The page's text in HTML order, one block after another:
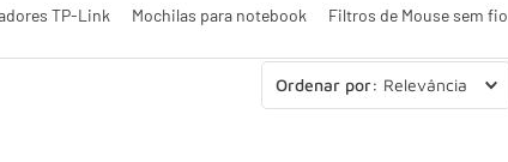
TP-Link Mochilas para notebook Filtros de Mouse sem fio
Relevância